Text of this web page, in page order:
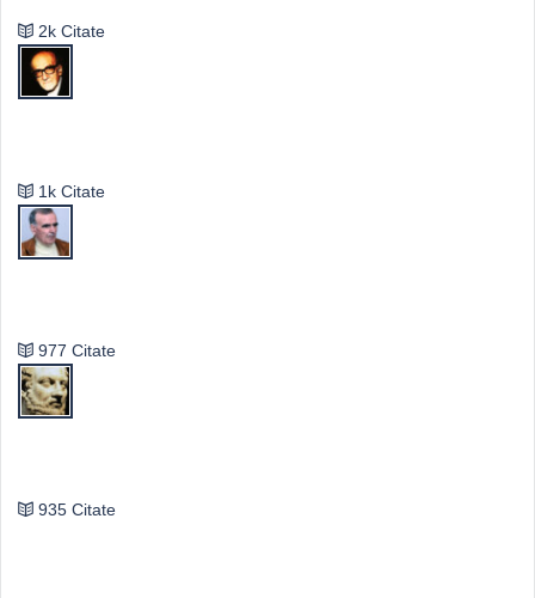
2k Citate
1k Citate
977 Citate
935 Citate